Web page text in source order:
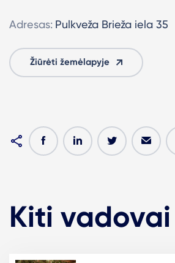
Adresas: Pulkveža Brieža iela 35
Žiūrėti žemėlapyje
Kiti vadovai